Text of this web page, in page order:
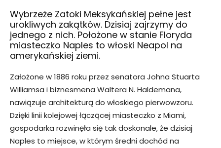
Wybrzeże Zatoki Meksykańskiej pełne jest
urokliwych zakątków. Dzisiaj zajrzymy do
jednego z nich. Położone w stanie Floryda
miasteczko Naples to włoski Neapol na
amerykańskiej ziemi.
Założone w 1886 roku przez senatora Johna Stuarta
Williamsa i biznesmena Waltera N. Haldemana,
nawiązuje architekturą do włoskiego pierwowzoru.
Dzięki linii kolejowej łączącej miasteczko z Miami,
gospodarka rozwinęła się tak doskonale, że dzisiaj
Naples to miejsce, w którym średni dochód na